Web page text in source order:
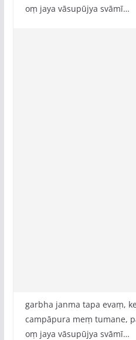
oṃ jaya vāsupūjya svāmī…
garbha janma tapa evaṃ,
campāpura meṃ tumane,
oṃ jaya vāsupūjya svāmī…